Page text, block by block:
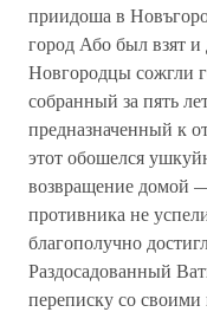
приидоша в
город Або был взят
Новгородцы сожгли
собранный за пять
предназначенный к
этот обошелся
возвращение домой
противника не
благополучно
Раздосадованный
переписку со